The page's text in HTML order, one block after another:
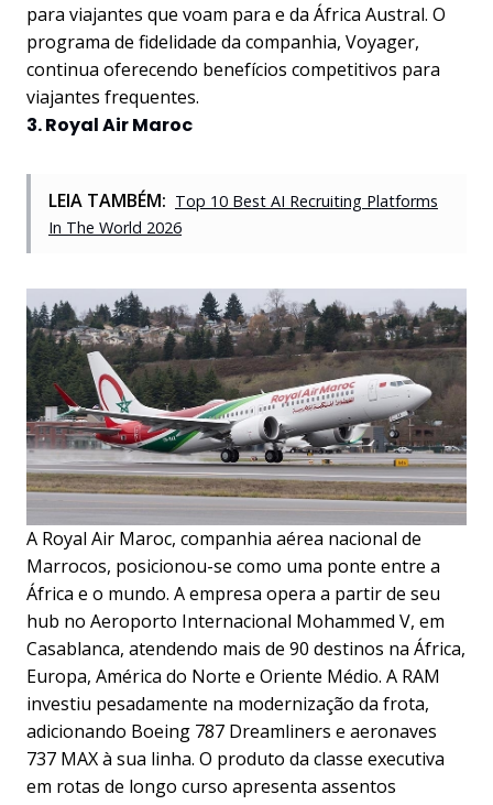
para viajantes que voam para e da África Austral. O
programa de fidelidade da companhia, Voyager,
continua oferecendo benefícios competitivos para
viajantes frequentes.
3. Royal Air Maroc
LEIA TAMBÉM: Top 10 Best AI Recruiting Platforms
In The World 2026
A Royal Air Maroc, companhia aérea nacional de
Marrocos, posicionou-se como uma ponte entre a
África e o mundo. A empresa opera a partir de seu
hub no Aeroporto Internacional Mohammed V, em
Casablanca, atendendo mais de 90 destinos na África,
Europa, América do Norte e Oriente Médio. A RAM
investiu pesadamente na modernização da frota,
adicionando Boeing 787 Dreamliners e aeronaves
737 MAX à sua linha. O produto da classe executiva
em rotas de longo curso apresenta assentos